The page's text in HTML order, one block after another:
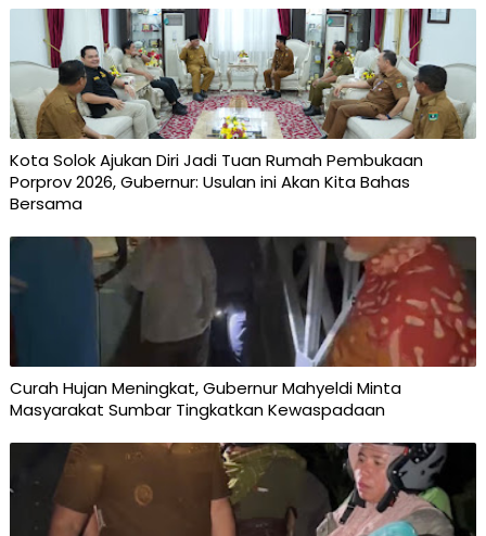
Kota Solok Ajukan Diri Jadi Tuan Rumah Pembukaan
Porprov 2026, Gubernur: Usulan ini Akan Kita Bahas
Bersama
Curah Hujan Meningkat, Gubernur Mahyeldi Minta
Masyarakat Sumbar Tingkatkan Kewaspadaan